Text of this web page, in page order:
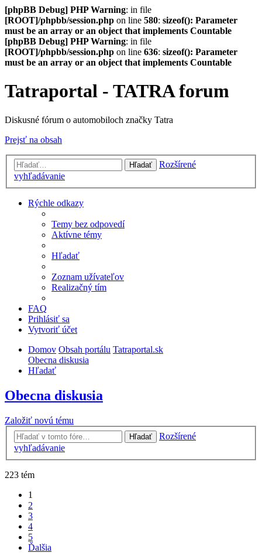
[phpBB Debug] PHP Warning: in file
[ROOT]/phpbb/session.php on line 580: sizeof(): Parameter
must be an array or an object that implements Countable
[phpBB Debug] PHP Warning: in file
[ROOT]/phpbb/session.php on line 636: sizeof(): Parameter
must be an array or an object that implements Countable
Tatraportal - TATRA forum
Diskusné fórum o automobiloch značky Tatra
Prejsť na obsah
Hľadať
Rozšírené
vyhľadávanie
Rýchle odkazy
Temy bez odpovedí
Aktívne témy
Hľadať
Zoznam užívateľov
Realizačný tím
FAQ
Prihlásiť sa
Vytvoriť účet
Domov Obsah portálu Tatraportal.sk
Obecna diskusia
Hľadať
Obecna diskusia
Založiť novú tému
Hľadať
Rozšírené
vyhľadávanie
223 tém
1
2
3
4
5
Ďalšia